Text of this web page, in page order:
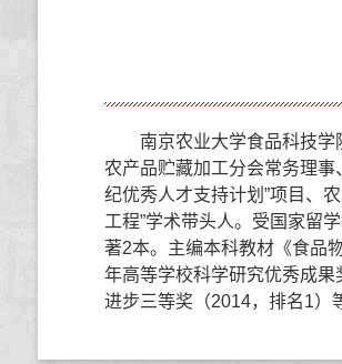
南京农业大学食品科技
农产品贮藏加工分会常务理事
纪优秀人才支持计划”项目、
工程”学术带头人。受国家留
著2本。主编本科教材《食品
年高等学校科学研究优秀成
进步三等奖（2014，排名1）